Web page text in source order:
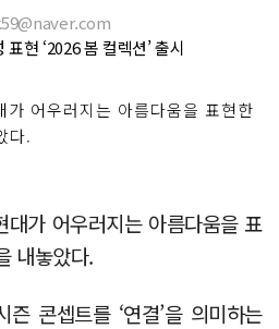
표현 ‘2026 봄 컬렉션’ 출시
가 어우러지는 아름다움을 표현한
다.
대가 어우러지는 아름다움을 표
내놓았다.
콘셉트를 ‘연결’을 의미하는